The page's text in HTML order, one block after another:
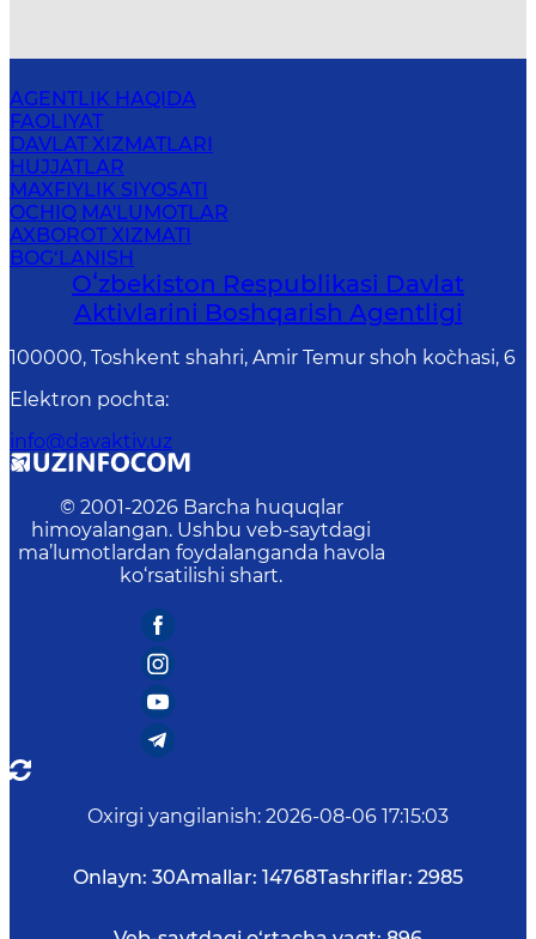
AGENTLIK HAQIDA
FAOLIYAT
DAVLAT XIZMATLARI
HUJJATLAR
MAXFIYLIK SIYOSATI
OCHIQ MA'LUMOTLAR
AXBOROT XIZMATI
BOG‘LANISH
Oʻzbekiston Respublikasi Davlat
Aktivlarini Boshqarish Agentligi
100000, Toshkent shahri, Amir Temur shoh ko`chasi, 6
Elektron pochta:
info@davaktiv.uz
© 2001-2026 Barcha huquqlar
himoyalangan. Ushbu veb-saytdagi
ma’lumotlardan foydalanganda havola
ko‘rsatilishi shart.
Oxirgi yangilanish: 2026-08-06 17:15:03
Onlayn: 30Amallar: 14768Tashriflar: 2985